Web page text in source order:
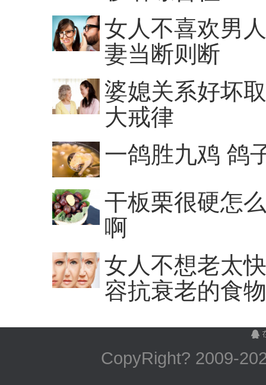
女人不喜欢男
妻当断则断
婆媳关系好坏
大戒律
一鸽胜九鸡 鸽
干板栗很硬怎
啊
女人不想老太
容抗衰老的食
CopyRight? 2009-